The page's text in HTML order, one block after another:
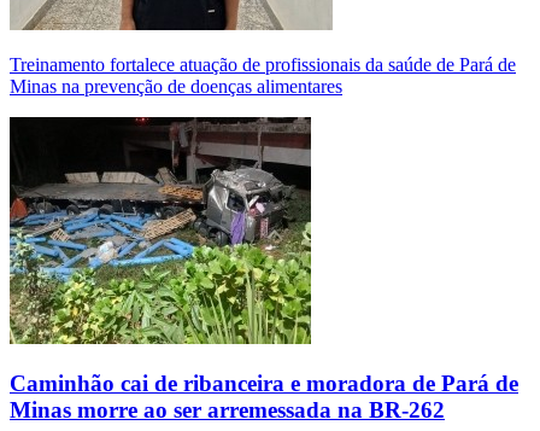
Treinamento fortalece atuação de profissionais da saúde de Pará de
Minas na prevenção de doenças alimentares
Caminhão cai de ribanceira e moradora de Pará de
Minas morre ao ser arremessada na BR-262